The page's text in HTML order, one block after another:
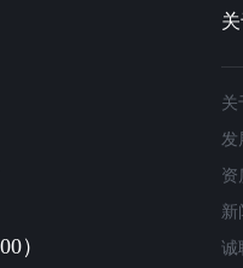
）
关
发
资
新
诚